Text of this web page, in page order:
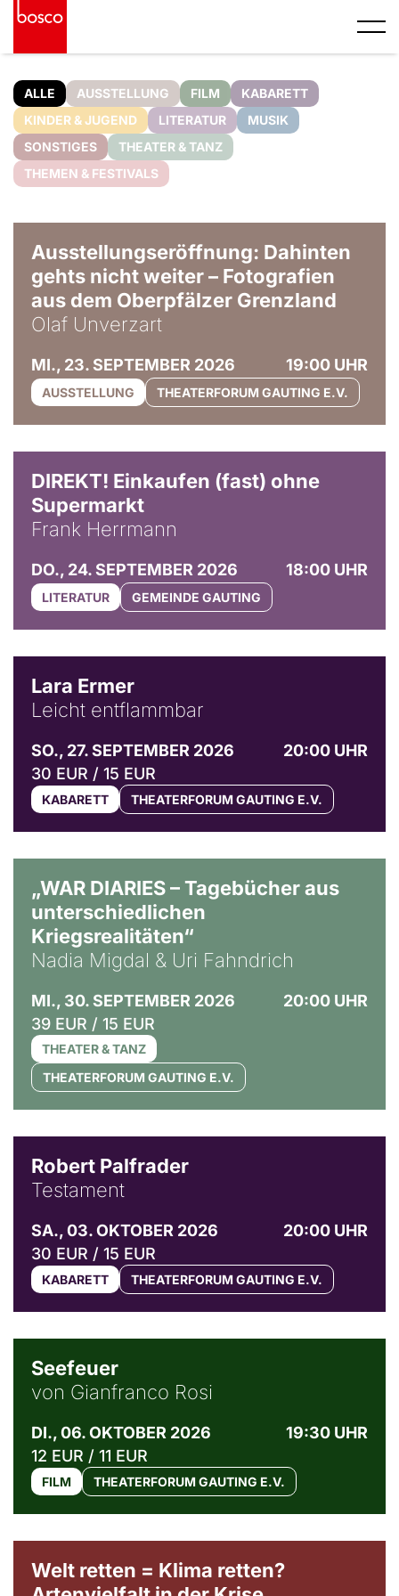
ALLE AUSSTELLUNG FILM
KABARETT
KINDER & JUGEND
LITERATUR
MUSIK
SONSTIGES
THEATER & TANZ
THEMEN & FESTIVALS
Ausstellungseröffnung: Dahinten
gehts nicht weiter – Fotografien
aus dem Oberpfälzer Grenzland
Olaf Unverzart
MI., 23. SEPTEMBER 2026 19:00 UHR
AUSSTELLUNG THEATERFORUM GAUTING E.V.
DIREKT! Einkaufen (fast) ohne
Supermarkt
Frank Herrmann
DO., 24. SEPTEMBER 2026 18:00 UHR
LITERATUR GEMEINDE GAUTING
Lara Ermer
Leicht entflammbar
SO., 27. SEPTEMBER 2026
20:00 UHR
30 EUR / 15 EUR
KABARETT THEATERFORUM GAUTING E.V.
„WAR DIARIES – Tagebücher aus
unterschiedlichen
Kriegsrealitäten“
Nadia Migdal & Uri Fahndrich
MI., 30. SEPTEMBER 2026
20:00 UHR
39 EUR / 15 EUR
THEATER & TANZ
THEATERFORUM GAUTING E.V.
Robert Palfrader
Testament
SA., 03. OKTOBER 2026
20:00 UHR
30 EUR / 15 EUR
KABARETT THEATERFORUM GAUTING E.V.
Seefeuer
von Gianfranco Rosi
DI., 06. OKTOBER 2026
19:30 UHR
12 EUR / 11 EUR
FILM THEATERFORUM GAUTING E.V.
Welt retten = Klima retten?